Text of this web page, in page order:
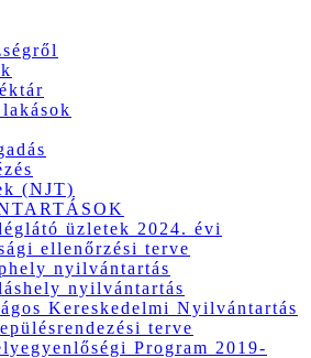
(NJT)
üzletek 2024. évi
ellenőrzési terve
nyilvántartás
nyilvántartás
Kereskedelmi Nyilvántartás
terve
Program 2019-